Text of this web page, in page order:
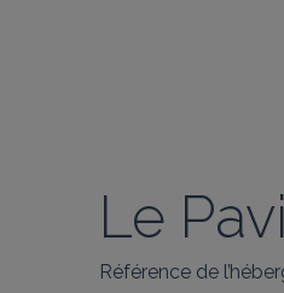
Le
Référence de